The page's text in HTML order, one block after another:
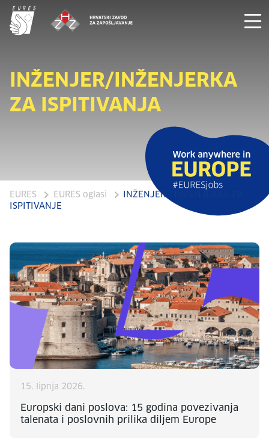
INŽENJER/INŽENJERKA
ZA ISPITIVANJA
EURES EURES oglasi
INŽENJER / INŽENJERKA ZA
ISPITIVANJE
15. lipnja 2026.
Europski dani poslova: 15 godina povezivanja
talenata i poslovnih prilika diljem Europe